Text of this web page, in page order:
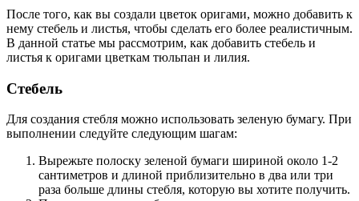
После того, как вы создали цветок оригами, можно добавить к
нему стебель и листья, чтобы сделать его более реалистичным.
В данной статье мы рассмотрим, как добавить стебель и
листья к оригами цветкам тюльпан и лилия.
Стебель
Для создания стебля можно использовать зеленую бумагу. При
выполнении следуйте следующим шагам:
Вырежьте полоску зеленой бумаги шириной около 1-2
сантиметров и длиной приблизительно в два или три
раза больше длины стебля, которую вы хотите получить.